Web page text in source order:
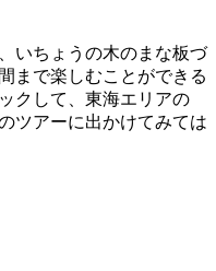
いちょうの木のまな板づ
まで楽しむことができる
クして、東海エリアの
ツアーに出かけてみては